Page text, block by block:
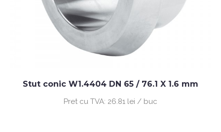
Stut conic W1.4404 DN 65 / 76.1 X 1.6 mm
Pret cu TVA: 26.81 lei / buc